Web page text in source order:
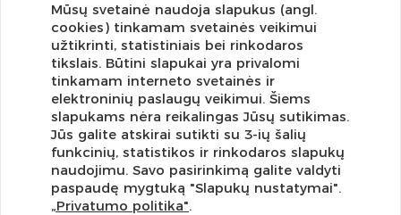
Užsisakykite naujienlaiškį ir pirmi gaukite geriausius
pasiūlymus!
Mūsų svetainė naudoja slapukus (angl.
cookies) tinkamam svetainės veikimui
užtikrinti, statistiniais bei rinkodaros
tikslais. Būtini slapukai yra privalomi
tinkamam interneto svetainės ir
elektroninių paslaugų veikimui. Šiems
slapukams nėra reikalingas Jūsų sutikimas.
Jūs galite atskirai sutikti su 3-ių šalių
funkcinių, statistikos ir rinkodaros slapukų
naudojimu. Savo pasirinkimą galite valdyti
paspaudę mygtuką "Slapukų nustatymai".
„Privatumo politika".